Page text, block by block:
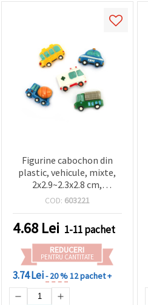
Figurine cabochon din
plastic, vehicule, mixte,
2x2.9~2.3x2.8 cm,
multicolor, 5 buc.
COD: 603221
4.68 Lei 1-11 pachet
REDUCERI
PENTRU CANTITATE
3.74 Lei- 20 %12 pachet +